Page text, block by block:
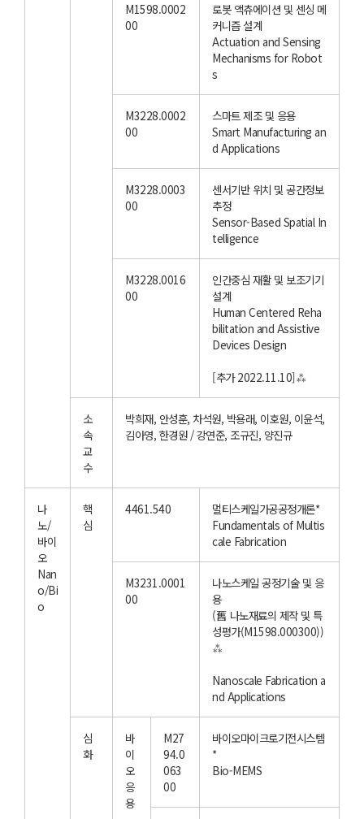
M1598.0002
00
로봇 액츄에이션 및 센싱 메
커니즘 설계
Actuation and Sensing
Mechanisms for Robot
s
M3228.0002
00
스마트 제조 및 응용
Smart Manufacturing an
d Applications
M3228.0003
00
센서기반 위치 및 공간정보
추정
Sensor-Based Spatial In
telligence
M3228.0016
00
인간중심 재활 및 보조기기
설계
Human Centered Reha
bilitation and Assistive
Devices Design
[추가 2022.11.10]⁂
소
속
교
수
박희재, 안성훈, 차석원, 박용래, 이호원, 이윤석,
김아영, 한경원 / 강연준, 조규진, 양진규
나
노/
바이
오
Nan
o/Bi
o
핵
심
4461.540
멀티스케일가공공정개론*
Fundamentals of Multis
cale Fabrication
M3231.0001
00
나노스케일 공정기술 및 응
용
(舊 나노재료의 제작 및 특
성평가(M1598.000300))
⁂
Nanoscale Fabrication a
nd Applications
심
화
바
이
오
응
용
M27
94.0
063
00
바이오마이크로기전시스템
*
Bio-MEMS